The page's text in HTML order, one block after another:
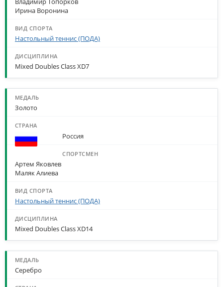
Ирина Воронина
Настольный теннис (ПОДА)
Mixed Doubles Class XD7
Золото
Россия
Артем Яковлев
Маляк Алиева
Настольный теннис (ПОДА)
Mixed Doubles Class XD14
Серебро